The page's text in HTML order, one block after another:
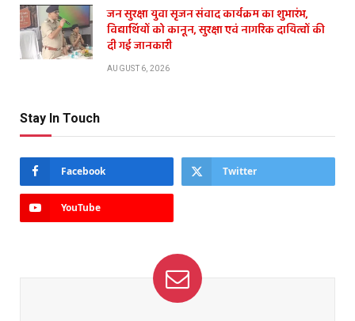
जन सुरक्षा युवा सृजन संवाद कार्यक्रम का शुभारंभ,
विद्यार्थियों को कानून, सुरक्षा एवं नागरिक दायित्वों की
दी गई जानकारी
AUGUST 6, 2026
Stay In Touch
Facebook Twitter
YouTube